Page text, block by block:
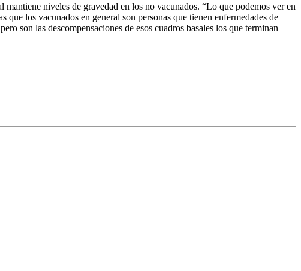
niveles de gravedad en los no vacunados. “Lo que podemos ver en
los vacunados en general son personas que tienen enfermedades de
son las descompensaciones de esos cuadros basales los que terminan